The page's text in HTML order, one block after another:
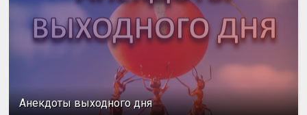
Анекдоты выходного дня